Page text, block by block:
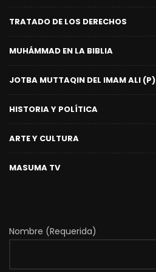
TRATADO DE LOS DERECHOS
MUHÁMMAD EN LA BIBLIA
JOTBA MUTTAQIN DEL IMAM ALI (P)
HISTORIA Y POLÍTICA
ARTE Y CULTURA
MASUMA TV
Nombre (Requerida)